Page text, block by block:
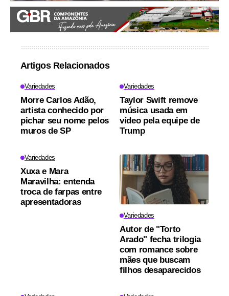
Artigos Relacionados
Variedades
Morre Carlos Adão,
artista conhecido por
pichar seu nome pelos
muros de SP
Variedades
Taylor Swift remove
música usada em
vídeo pela equipe de
Trump
Variedades
Xuxa e Mara
Maravilha: entenda
troca de farpas entre
apresentadoras
Variedades
Autor de "Torto
Arado" fecha trilogia
com romance sobre
mães que buscam
filhos desaparecidos